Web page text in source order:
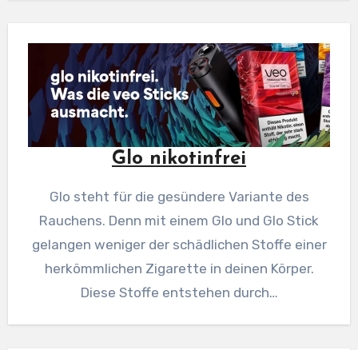
Glo nikotinfrei
Glo steht für die gesündere Variante des
Rauchens. Denn mit einem Glo und Glo Stick
gelangen weniger der schädlichen Stoffe einer
herkömmlichen Zigarette in deinen Körper.
Diese Stoffe entstehen durch…